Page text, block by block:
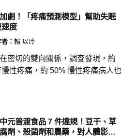
劇！「疼痛預測模型」幫助失眠
度
： 賴 以玲
密切的雙向關係，調查發現，約
性疼痛，約 50% 慢性疼痛病人也
元普渡食品 7 件違規！豆干、草
劑、殺菌劑和農藥，對人體影響